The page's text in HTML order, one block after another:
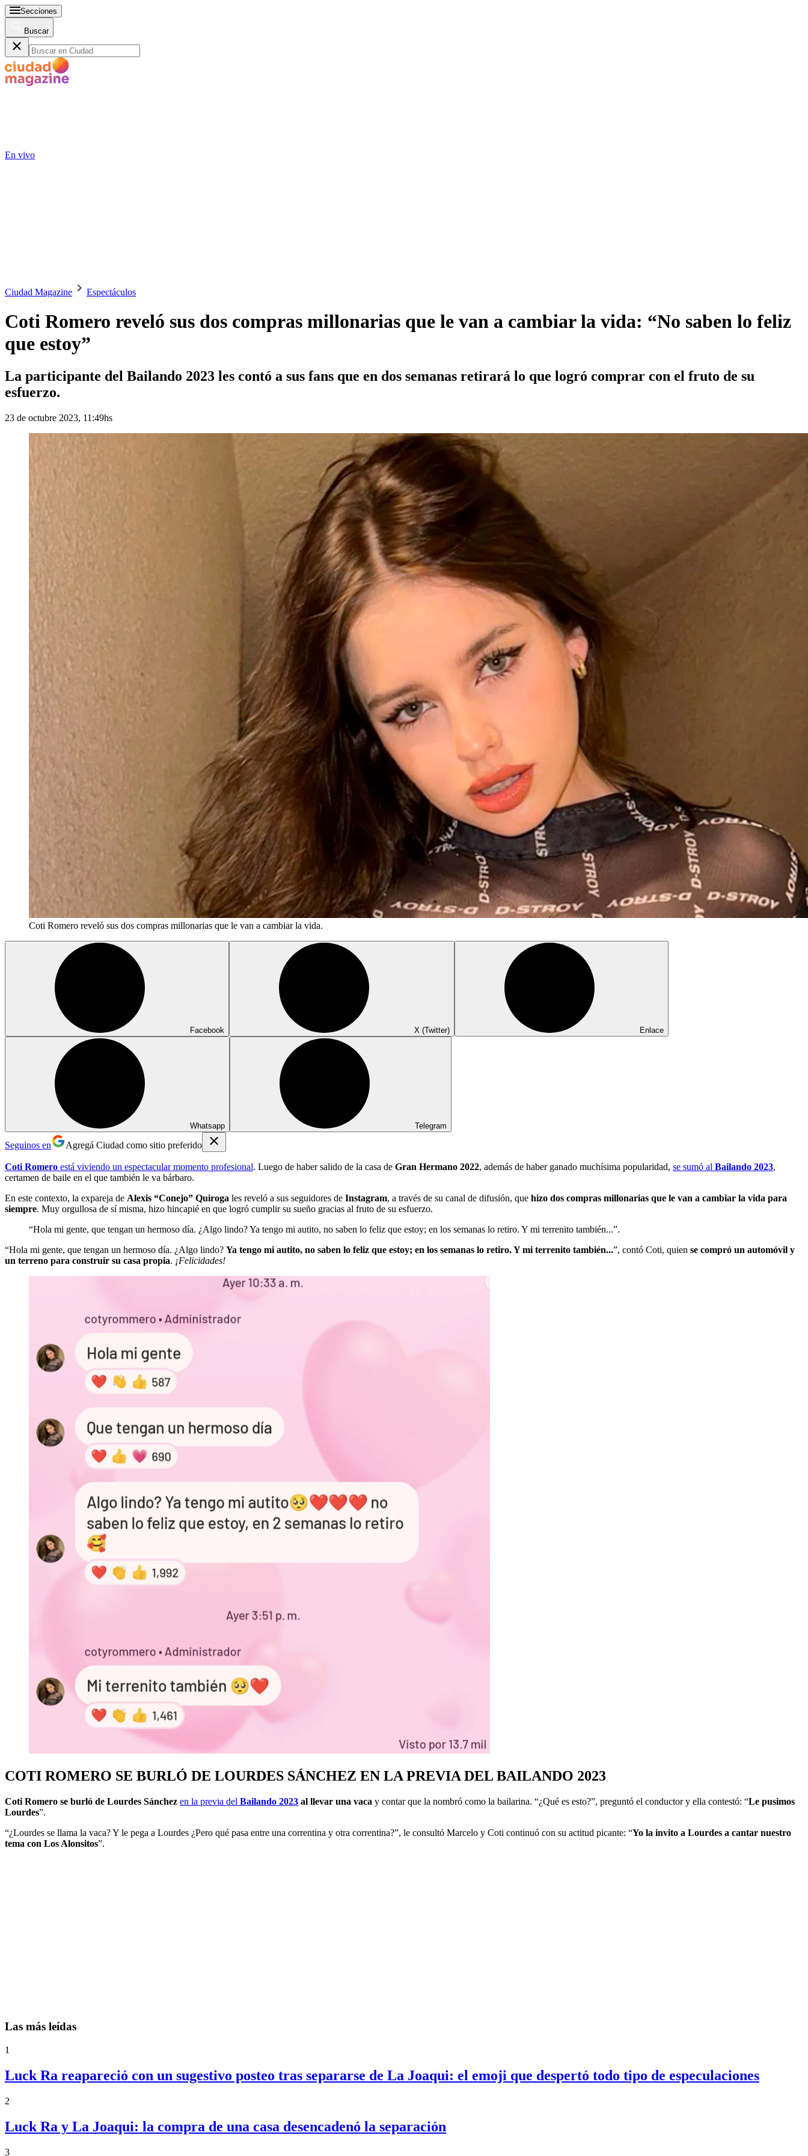
Secciones
Buscar
En vivo
Ciudad Magazine Espectáculos
Coti Romero reveló sus dos compras millonarias que le van a cambiar la vida: “No saben lo feliz
que estoy”
La participante del Bailando 2023 les contó a sus fans que en dos semanas retirará lo que logró comprar con el fruto de su
esfuerzo.
23 de octubre 2023, 11:49hs
Coti Romero reveló sus dos compras millonarias que le van a cambiar la vida.
Facebook X (Twitter) Enlace
Whatsapp Telegram
Seguinos en Agregá Ciudad como sitio preferido
Coti Romero está viviendo un espectacular momento profesional. Luego de haber salido de la casa de Gran Hermano 2022, además de haber ganado muchísima popularidad, se sumó al Bailando 2023,
certamen de baile en el que también le va bárbaro.
En este contexto, la expareja de Alexis “Conejo” Quiroga les reveló a sus seguidores de Instagram, a través de su canal de difusión, que hizo dos compras millonarias que le van a cambiar la vida para
siempre. Muy orgullosa de sí misma, hizo hincapié en que logró cumplir su sueño gracias al fruto de su esfuerzo.
“Hola mi gente, que tengan un hermoso día. ¿Algo lindo? Ya tengo mi autito, no saben lo feliz que estoy; en los semanas lo retiro. Y mi terrenito también...”.
“Hola mi gente, que tengan un hermoso día. ¿Algo lindo? Ya tengo mi autito, no saben lo feliz que estoy; en los semanas lo retiro. Y mi terrenito también...”, contó Coti, quien se compró un automóvil y
un terreno para construir su casa propia. ¡Felicidades!
COTI ROMERO SE BURLÓ DE LOURDES SÁNCHEZ EN LA PREVIA DEL BAILANDO 2023
Coti Romero se burló de Lourdes Sánchez en la previa del Bailando 2023 al llevar una vaca y contar que la nombró como la bailarina. “¿Qué es esto?”, preguntó el conductor y ella contestó: “Le pusimos
Lourdes”.
“¿Lourdes se llama la vaca? Y le pega a Lourdes ¿Pero qué pasa entre una correntina y otra correntina?”, le consultó Marcelo y Coti continuó con su actitud picante: “Yo la invito a Lourdes a cantar nuestro
tema con Los Alonsitos”.
Las más leídas
1
Luck Ra reapareció con un sugestivo posteo tras separarse de La Joaqui: el emoji que despertó todo tipo de especulaciones
2
Luck Ra y La Joaqui: la compra de una casa desencadenó la separación
3